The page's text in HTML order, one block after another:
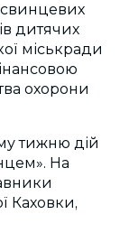
свинцевих
дитячих
міськради
охорони
тижню дій
На
Каховки,